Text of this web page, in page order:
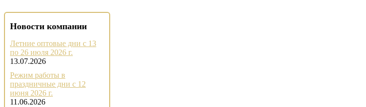
Новости компании
Летние оптовые дни с 13
по 26 июля 2026 г.
13.07.2026
Режим работы в
праздничные дни с 12
июня 2026 г.
11.06.2026